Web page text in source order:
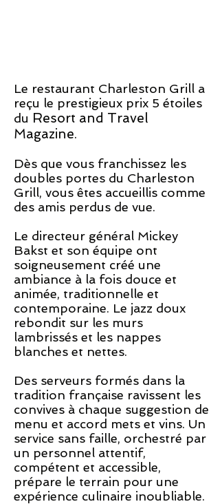
Le restaurant Charleston Grill a
reçu le prestigieux prix 5 étoiles
du Resort and Travel
Magazine.
Dès que vous franchissez les
doubles portes du Charleston
Grill, vous êtes accueillis comme
des amis perdus de vue.
Le directeur général Mickey
Bakst et son équipe ont
soigneusement créé une
ambiance à la fois douce et
animée, traditionnelle et
contemporaine. Le jazz doux
rebondit sur les murs
lambrissés et les nappes
blanches et nettes.
Des serveurs formés dans la
tradition française ravissent les
convives à chaque suggestion de
menu et accord mets et vins. Un
service sans faille, orchestré par
un personnel attentif,
compétent et accessible,
prépare le terrain pour une
expérience culinaire inoubliable.